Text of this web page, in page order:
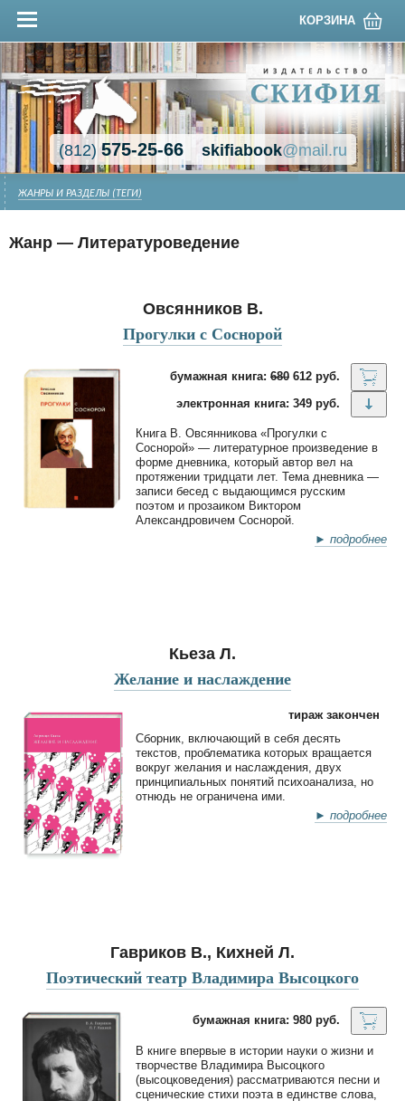
КОРЗИНА
(812)575-25-66 skifiabook@mail.ru
ЖАНРЫ И РАЗДЕЛЫ (ТЕГИ)
Жанр — Литературоведение
Овсянников В.
Прогулки с Соснорой
бумажная книга: 680 612 руб.
электронная книга: 349 руб.
Книга В. Овсянникова «Прогулки с
Соснорой» — литературное произведение в
форме дневника, который автор вел на
протяжении тридцати лет. Тема дневника —
записи бесед с выдающимся русским
поэтом и прозаиком Виктором
Александровичем Соснорой.
► подробнее
Кьеза Л.
Желание и наслаждение
тираж закончен
Cборник, включающий в себя десять
текстов, проблематика которых вращается
вокруг желания и наслаждения, двух
принципиальных понятий психоанализа, но
отнюдь не ограничена ими.
► подробнее
Гавриков В., Кихней Л.
Поэтический театр Владимира Высоцкого
бумажная книга: 980 руб.
В книге впервые в истории науки о жизни и
творчестве Владимира Высоцкого
(высоцковедения) рассматриваются песни и
сценические стихи поэта в единстве слова,